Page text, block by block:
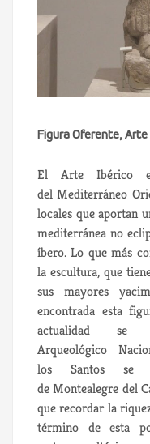
Figura Oferente, Arte
El Arte Ibérico
del Mediterráneo
locales que aportan
mediterránea no
íbero. Lo que más
la escultura, que
sus mayores
encontrada esta
actualidad
Arqueológico
los Santos se
de Montealegre del
que recordar la
término de esta